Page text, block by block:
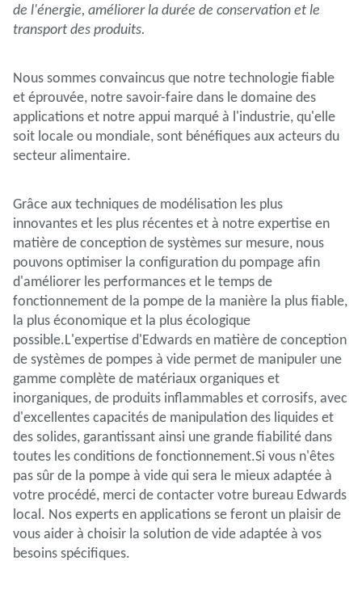
de l'énergie, améliorer la durée de conservation et le
transport des produits.
Nous sommes convaincus que notre technologie fiable
et éprouvée, notre savoir-faire dans le domaine des
applications et notre appui marqué à l'industrie, qu'elle
soit locale ou mondiale, sont bénéfiques aux acteurs du
secteur alimentaire.
Grâce aux techniques de modélisation les plus
innovantes et les plus récentes et à notre expertise en
matière de conception de systèmes sur mesure, nous
pouvons optimiser la configuration du pompage afin
d'améliorer les performances et le temps de
fonctionnement de la pompe de la manière la plus fiable,
la plus économique et la plus écologique
possible.L'expertise d'Edwards en matière de conception
de systèmes de pompes à vide permet de manipuler une
gamme complète de matériaux organiques et
inorganiques, de produits inflammables et corrosifs, avec
d'excellentes capacités de manipulation des liquides et
des solides, garantissant ainsi une grande fiabilité dans
toutes les conditions de fonctionnement.Si vous n'êtes
pas sûr de la pompe à vide qui sera le mieux adaptée à
votre procédé, merci de contacter votre bureau Edwards
local. Nos experts en applications se feront un plaisir de
vous aider à choisir la solution de vide adaptée à vos
besoins spécifiques.